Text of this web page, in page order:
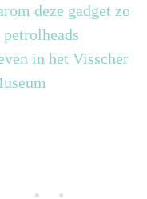
deze gadget zo
in het Visscher